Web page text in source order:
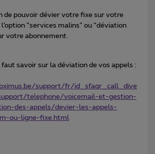
de pouvoir dévier votre fixe sur votre
“services malins” ou “déviation
votre abonnement.
faut savoir sur la déviation de vos appels :
support/fr/id_sfaqr_call_dive
telephone/voicemail-et-gestion-
des-appels/devier-les-appels-
ou-ligne-fixe.html